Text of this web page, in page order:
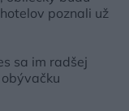
poznali už
sa im radšej